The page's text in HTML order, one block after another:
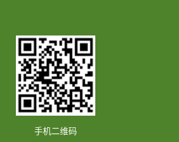
手机二维码